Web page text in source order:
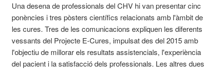
Una desena de professionals del CHV hi van presentar cinc
ponències i tres pòsters científics relacionats amb l'àmbit de
les cures. Tres de les comunicacions expliquen les diferents
vessants del Projecte E-Cures, impulsat des del 2015 amb
l'objectiu de millorar els resultats assistencials, l'experiència
del pacient i la satisfacció dels professionals. Les altres dues